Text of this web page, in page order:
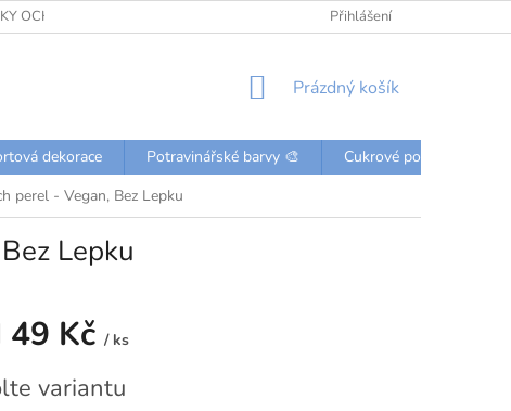
OCHRANY OSOBNÍCH ÚDAJŮ KONTAKTYPřihlášení
NÁKUPNÍ
Prázdný košík
dekorace Potravinářské barvy 🎨
Cukrové posypky a
perel - Vegan, Bez Lepku
Lepku
49 Kč / ks
variantu